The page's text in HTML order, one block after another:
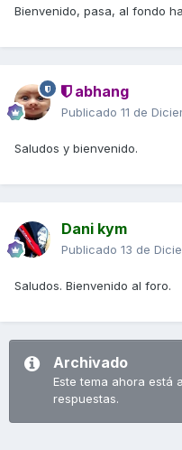
Bienvenido, pasa, al fondo
abhang
Publicado 11 de
Saludos y bienvenido.
Dani kym
Publicado 13 de
Saludos. Bienvenido al foro.
Archivado
Este tema ahora está
respuestas.